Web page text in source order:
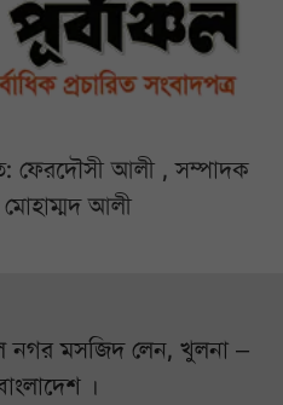
ফেরদৌসী আলী , সম্পাদক
আলী
মসজিদ লেন, খুলনা –
।